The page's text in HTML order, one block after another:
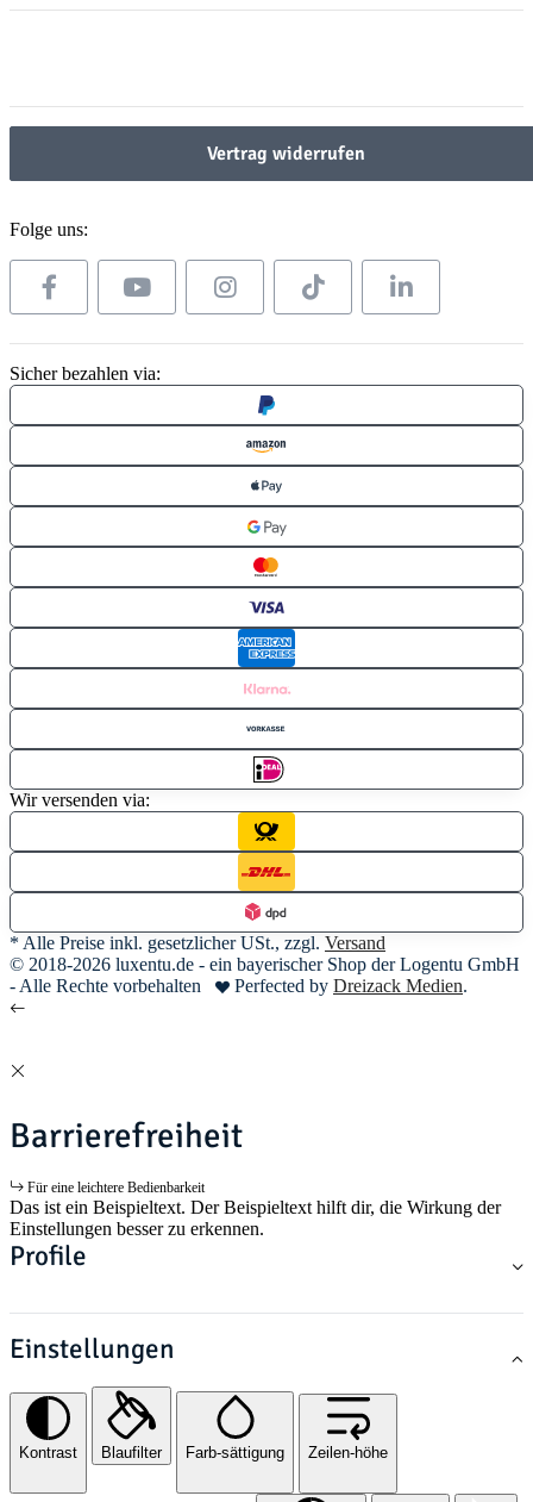
Vertrag widerrufen
Folge uns:
Sicher bezahlen via:
Wir versenden via:
* Alle Preise inkl. gesetzlicher USt., zzgl. Versand
© 2018-2026 luxentu.de - ein bayerischer Shop der Logentu GmbH
- Alle Rechte vorbehalten
Perfected by Dreizack Medien.
Barrierefreiheit
Für eine leichtere Bedienbarkeit
Das ist ein Beispieltext. Der Beispieltext hilft dir, die Wirkung der
Einstellungen besser zu erkennen.
Profile
Einstellungen
Kontrast Blaufilter Farb-sättigung Zeilen-höhe